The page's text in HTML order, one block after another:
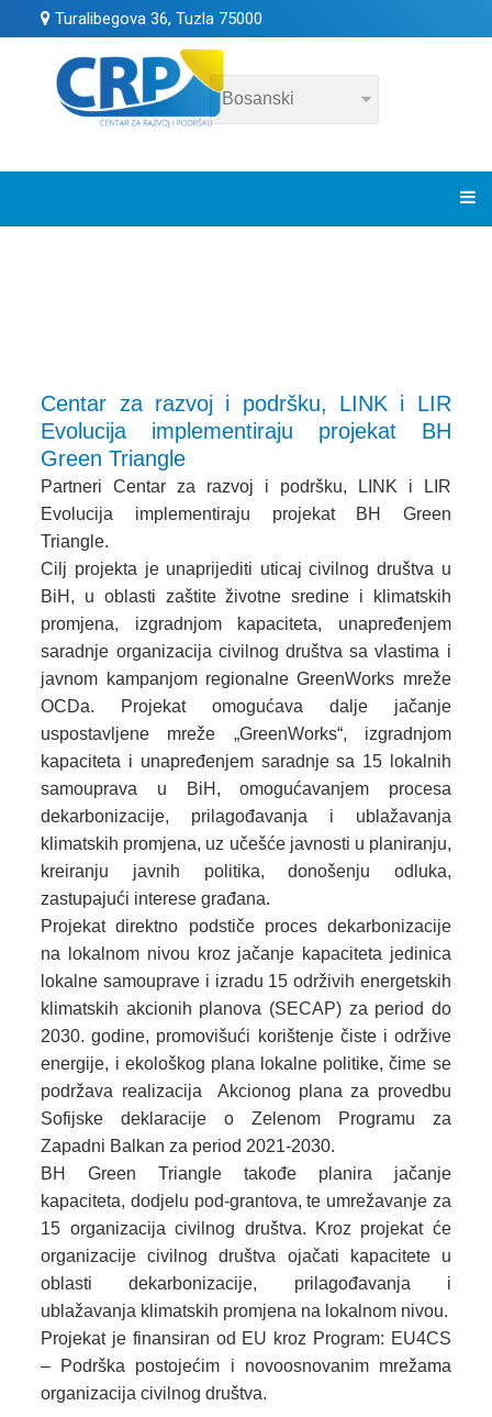
Turalibegova 36, Tuzla 75000
Centar za razvoj i podršku, LINK i LIR
Evolucija implementiraju projekat BH
Green Triangle
Partneri Centar za razvoj i podršku, LINK i LIR
Evolucija implementiraju projekat BH Green
Triangle.
Cilj projekta je unaprijediti uticaj civilnog društva u
BiH, u oblasti zaštite životne sredine i klimatskih
promjena, izgradnjom kapaciteta, unapređenjem
saradnje organizacija civilnog društva sa vlastima i
javnom kampanjom regionalne GreenWorks mreže
OCDa. Projekat omogućava dalje jačanje
uspostavljene mreže „GreenWorks“, izgradnjom
kapaciteta i unapređenjem saradnje sa 15 lokalnih
samouprava u BiH, omogućavanjem procesa
dekarbonizacije, prilagođavanja i ublažavanja
klimatskih promjena, uz učešće javnosti u planiranju,
kreiranju javnih politika, donošenju odluka,
zastupajući interese građana.
Projekat direktno podstiče proces dekarbonizacije
na lokalnom nivou kroz jačanje kapaciteta jedinica
lokalne samouprave i izradu 15 održivih energetskih
klimatskih akcionih planova (SECAP) za period do
2030. godine, promovišući korištenje čiste i održive
energije, i ekološkog plana lokalne politike, čime se
podržava realizacija Akcionog plana za provedbu
Sofijske deklaracije o Zelenom Programu za
Zapadni Balkan za period 2021-2030.
BH Green Triangle takođe planira jačanje
kapaciteta, dodjelu pod-grantova, te umrežavanje za
15 organizacija civilnog društva. Kroz projekat će
organizacije civilnog društva ojačati kapacitete u
oblasti dekarbonizacije, prilagođavanja i
ublažavanja klimatskih promjena na lokalnom nivou.
Projekat je finansiran od EU kroz Program: EU4CS
– Podrška postojećim i novoosnovanim mrežama
organizacija civilnog društva.